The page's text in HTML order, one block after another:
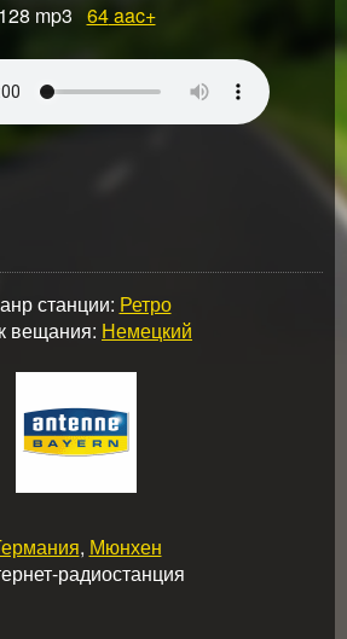
128 mp3 64aac+
станции: Ретро
вещания: Немецкий
, Мюнхен
радиостанция